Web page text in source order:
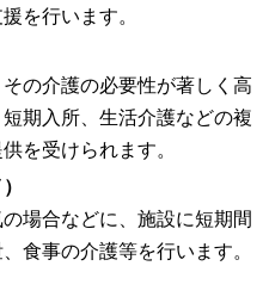
を行います。
の介護の必要性が著しく高
期入所、生活介護などの複
を受けられます。
場合などに、施設に短期間
食事の介護等を行います。